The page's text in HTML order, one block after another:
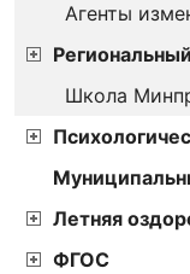
Агенты
Школа
Летняя
ФГОС